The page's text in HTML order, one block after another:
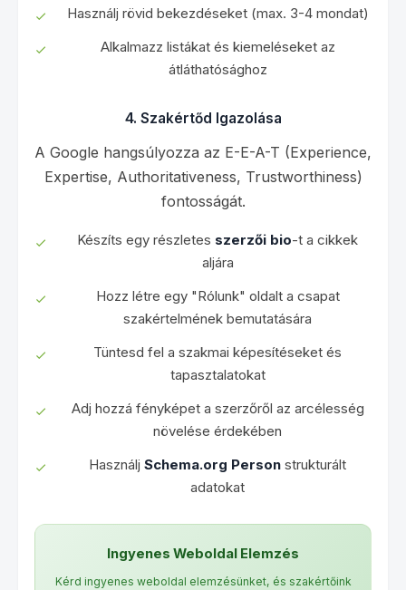
Használj rövid bekezdéseket (max. 3-4 mondat)
Alkalmazz listákat és kiemeléseket az
átláthatósághoz
4. Szakértőd Igazolása
A Google hangsúlyozza az E-E-A-T (Experience,
Expertise, Authoritativeness, Trustworthiness)
fontosságát.
Készíts egy részletes szerzői bio-t a cikkek
aljára
Hozz létre egy "Rólunk" oldalt a csapat
szakértelmének bemutatására
Tüntesd fel a szakmai képesítéseket és
tapasztalatokat
Adj hozzá fényképet a szerzőről az arcélesség
növelése érdekében
Használj Schema.org Person strukturált
adatokat
Ingyenes Weboldal Elemzés
Kérd ingyenes weboldal elemzésünket, és szakértőink